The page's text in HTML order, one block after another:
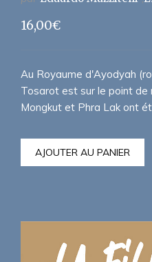
16,00€
Au Royaume d'Ayodyah
Tosarot est sur le point de
Mongkut et Phra Lak ont
AJOUTER AU PANIER